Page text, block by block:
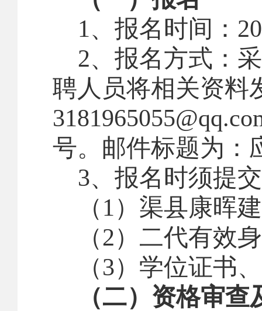
1、报名时间：
2、报名方式：
聘人员将相关资料
号。邮件标题为
3、报名时须提
（1）渠县康晖
（2）二代有效
（3）学位证书
（二） 资格审查